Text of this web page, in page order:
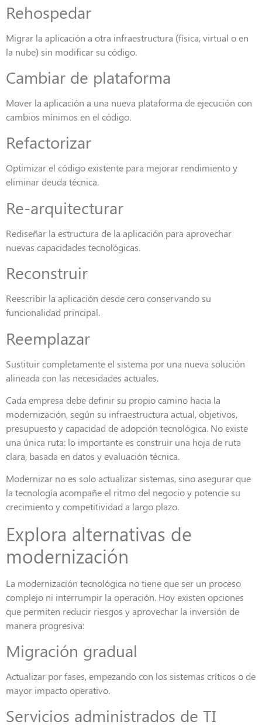
Rehospedar
Migrar la aplicación a otra infraestructura (física, virtual o en
la nube) sin modificar su código.
Cambiar de plataforma
Mover la aplicación a una nueva plataforma de ejecución con
cambios mínimos en el código.
Refactorizar
Optimizar el código existente para mejorar rendimiento y
eliminar deuda técnica.
Re-arquitecturar
Rediseñar la estructura de la aplicación para aprovechar
nuevas capacidades tecnológicas.
Reconstruir
Reescribir la aplicación desde cero conservando su
funcionalidad principal.
Reemplazar
Sustituir completamente el sistema por una nueva solución
alineada con las necesidades actuales.
Cada empresa debe definir su propio camino hacia la
modernización, según su infraestructura actual, objetivos,
presupuesto y capacidad de adopción tecnológica. No existe
una única ruta: lo importante es construir una hoja de ruta
clara, basada en datos y evaluación técnica.
Modernizar no es solo actualizar sistemas, sino asegurar que
la tecnología acompañe el ritmo del negocio y potencie su
crecimiento y competitividad a largo plazo.
Explora alternativas de
modernización
La modernización tecnológica no tiene que ser un proceso
complejo ni interrumpir la operación. Hoy existen opciones
que permiten reducir riesgos y aprovechar la inversión de
manera progresiva:
Migración gradual
Actualizar por fases, empezando con los sistemas críticos o de
mayor impacto operativo.
Servicios administrados de TI